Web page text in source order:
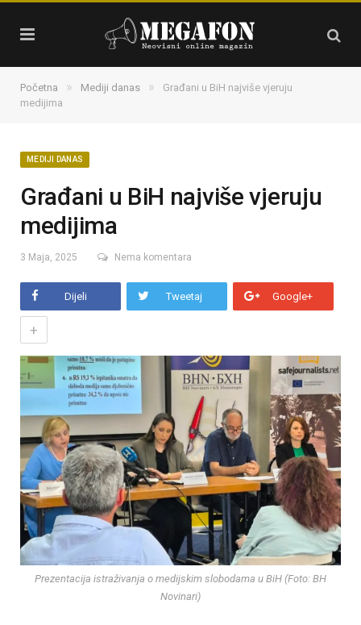
Početna » Mediji danas »
Građani u BiH najviše vjeruju
medijima
MEDIJI DANAS
Građani u BiH najviše vjeruju
medijima
3 Maja, 2025 Nema komentara
Dijeli Tweetaj Google+
+
Prezentacija istraživanja o medijskim slobodama u BiH (Foto: BH
Novinari)